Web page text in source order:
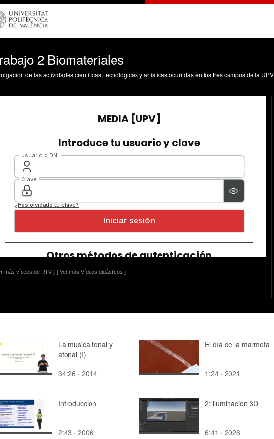
2 Biomateriales
de las actividades científicas, tecnológicas y artísticas ocurridas en los tres campus de la UPV
más vídeos de RTV ] [ Ver más Vídeos didácticos ]
La musica tonal y
atonal (I)
34:26 · 2014
El día de la marmota
1:24 · 2021
Introducción
2:43 · 2006
2: iluminación 3D
6:41 · 2026